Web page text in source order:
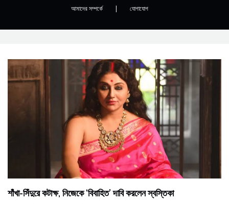
আমাদের সম্পর্কে | যোগাযোগ
শাঁখা-সিঁদুরে কটাক্ষ, নিজেকে ‘বিবাহিত’ দাবি করলেন স্বস্তিকা